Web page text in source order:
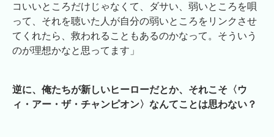
コいいところだけじゃなくて、ダサい、弱いところを唄
って、それを聴いた人が自分の弱いところをリンクさせ
てくれたら、救われることもあるのかなって。そういう
のが理想かなと思ってます」
逆に、俺たちが新しいヒーローだとか、それこそ〈ウ
ィ・アー・ザ・チャンピオン〉なんてことは思わない？